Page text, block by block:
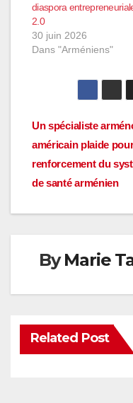
diaspora
2.0
30 juin 2026
Dans "Arméniens"
de
l’article
Un spécialiste
américain plaide
renforcement du
de santé arménien
ByMarie
Related Post